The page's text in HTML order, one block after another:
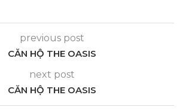
previous post
CĂN HỘ THE OASIS
next post
CĂN HỘ THE OASIS